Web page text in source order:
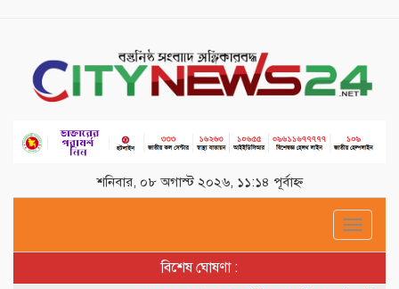
শনিবার, ০৮ অগাস্ট ২০২৬, ১১:১৪ পূর্বাহ্ন
Toggle
বিশেষ ঘোষণা :